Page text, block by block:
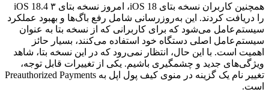
همچنین کاربران نسخه بتای iOS 18، امروز نسخه بتای ۳ iOS 18.4
را دریافت کردند. این به‌روزرسانی شامل رفع باگ‌ها و بهبود عملکرد
سیستم‌عامل می‌شود که برای کاربرانی که از نسخه بتا به عنوان
سیستم‌عامل اصلی دستگاه خود استفاده می‌کنند، بسیار حائز
اهمیت است. با این حال، انتظار نمی‌رود که در این نسخه بتا، شاهد
ویژگی‌های جدید و چشمگیری باشیم. یکی از تغییرات قابل توجه،
تغییر نام یک گزینه در منوی کیف پول اپل به Preauthorized Payments
است.